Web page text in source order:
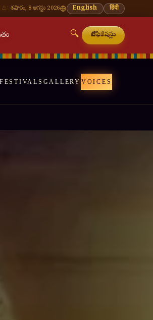
శివాలయ దర్శనం🌸 వినాయక చవితి — భాద్రపద శుద్ధ
శనివారం, 8 ఆగస్టు 2026 English हिंदी
🔍 నోటిఫికేషన్లు
FESTIVALS GALLERY VOICES